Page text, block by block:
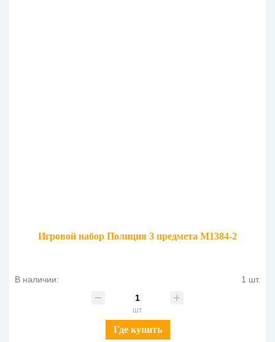
Игровой набор Полиция 3 предмета M1384-2
В наличии: 1 шт.
шт
Где купить